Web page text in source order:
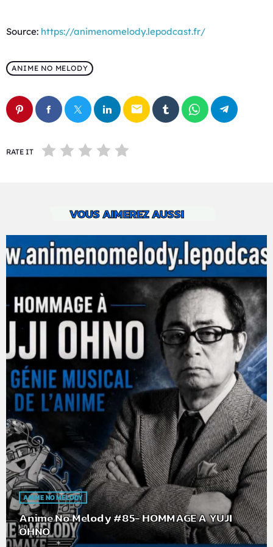
Source: https://animenomelody.lepodcast.fr/
ANIME NO MELODY
email
RATE IT
VOUS AIMEREZ AUSSI
ANIME NO MELODY
Anime No Melody #85- HOMMAGE A YUJI
OHNO